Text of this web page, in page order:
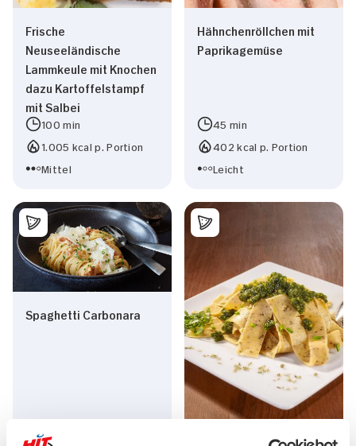
Frische
Neuseeländische
Lammkeule mit Knochen
dazu Kartoffelstampf
mit Salbei
100 min
1.005 kcal p. Portion
Mittel
Hähnchenröllchen mit
Paprikagemüse
45 min
402 kcal p. Portion
Leicht
Spaghetti Carbonara